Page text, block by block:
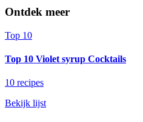
Ontdek meer
Top 10
Top 10 Violet syrup Cocktails
10 recipes
Bekijk lijst